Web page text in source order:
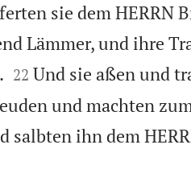
sie dem HERRN
Lämmer, und ihre

22 Und sie aßen und
und machten
salbten ihn dem